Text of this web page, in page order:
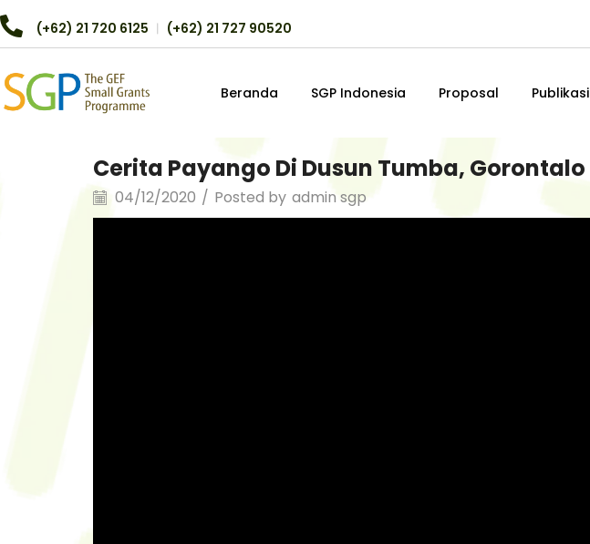
(+62) 21 720 6125 ︱ (+62) 21 727 90520
Beranda SGP Indonesia Proposal Publikasi
Cerita Payango Di Dusun Tumba, Gorontalo
04/12/2020 / Posted by admin sgp